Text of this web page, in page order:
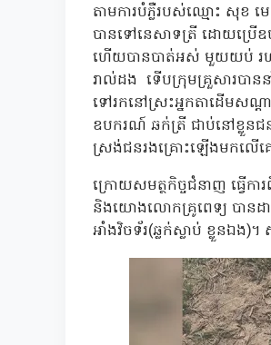
តាមការបំភ្លឺរបស់ឈ្មោះ សុខ
បានទៅនេសាទត្រី ដោយប្រើ
ហើយបានបាត់អស់ មួយយប់ រហូ
រាល់ដង ទើបក្រុមគ្រួសារបា
ទៅរកនៅស្រះអ្នកតាដើមសណ្
ឧបករណ៍ ឆក់ត្រី ជាប់នៅខ្លួនជ
ស្រង់ជនរងគ្រោះឡើងមកលើគ
ក្រោយសមត្ថកិច្ចជំនាញ ធ្វើ
និងយោងលោកគ្រូពេទ្យ បានដា
អាំងវិចទ័រ(ឆ្លក់ស្លាប់ ខ្លួនឯង